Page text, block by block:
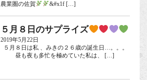
農業圏の佐賀
&#x1f […]
５月８日のサプライズ
2019年5月22日
５月８日は私 、みきの２６歳の誕生日…。。。
昼も夜も多忙を極めていた私は、 […]